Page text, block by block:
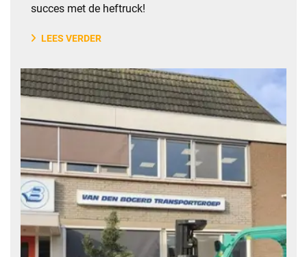
succes met de heftruck!
LEES VERDER